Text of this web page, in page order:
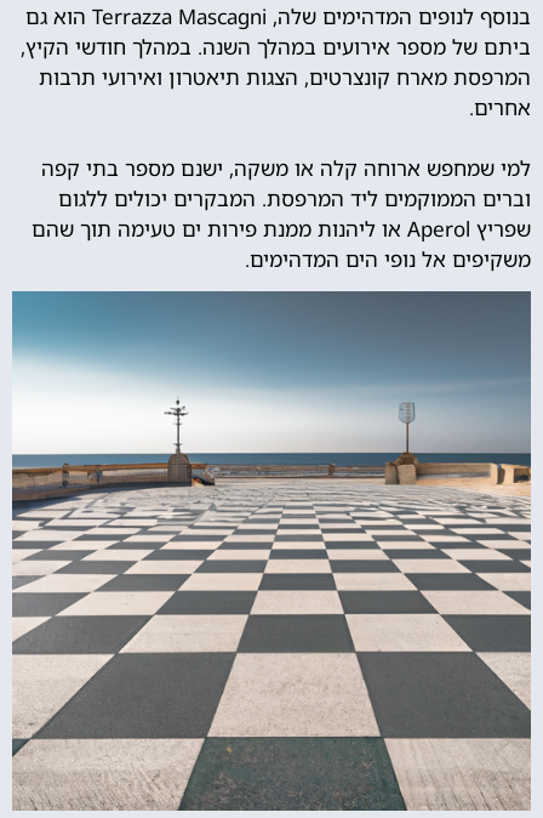
בנוסף לנופים המדהימים שלה, Terrazza Mascagni הוא גם
ביתם של מספר אירועים במהלך השנה. במהלך חודשי הקיץ,
המרפסת מארח קונצרטים, הצגות תיאטרון ואירועי תרבות
אחרים.
למי שמחפש ארוחה קלה או משקה, ישנם מספר בתי קפה
וברים הממוקמים ליד המרפסת. המבקרים יכולים ללגום
שפריץ Aperol או ליהנות ממנת פירות ים טעימה תוך שהם
משקיפים אל נופי הים המדהימים.